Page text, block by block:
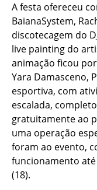
A festa ofereceu
BaianaSystem,
discotecagem do
live painting do
animação ficou
Yara Damasceno,
esportiva, com
escalada,
gratuitamente ao
uma operação
foram ao evento,
funcionamento
(18).